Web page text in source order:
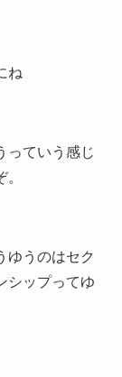
ね
っていう感じ
ゆうのはセク
シップってゆ